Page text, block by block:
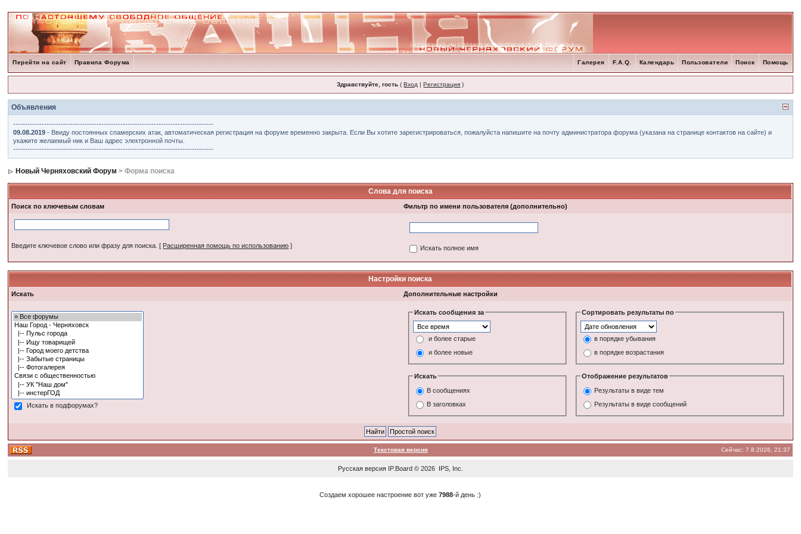
Перейти на сайт Правила Форума Помощь
Поиск
Пользователи
Календарь
F.A.Q.
Галерея
Здравствуйте, гость (Вход |Регистрация )
Объявления
------------------------------------------------------------------------------------
09.08.2019 - Ввиду постоянных спамерских атак, автоматическая регистрация на форуме временно закрыта. Если Вы хотите зарегистрироваться, пожалуйста напишите на почту администратора форума (указана на странице контактов на сайте) и
укажите желаемый ник и Ваш адрес электронной почты.
------------------------------------------------------------------------------------
Новый Черняховский Форум > Форма поиска
Слова для поиска
Поиск по ключевым словам Фильтр по имени пользователя (дополнительно)
Введите ключевое слово или фразу для поиска. [ Расширенная помощь по использованию ] Искать полное имя
Настройки поиска
Искать Дополнительные настройки
Искать в подфорумах?
Искать сообщения за
и более старые
и более новые
Сортировать результаты по
в порядке убывания
в порядке возрастания
Искать
В сообщениях
В заголовках
Отображение результатов
Результаты в виде тем
Результаты в виде сообщений
Текстовая версия Сейчас: 7.8.2026, 21:37
Русская версия IP.Board© 2026 IPS, Inc
Создаем хорошее настроение вот уже7988-й день :)